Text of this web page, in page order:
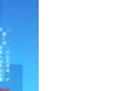
交通アクセス